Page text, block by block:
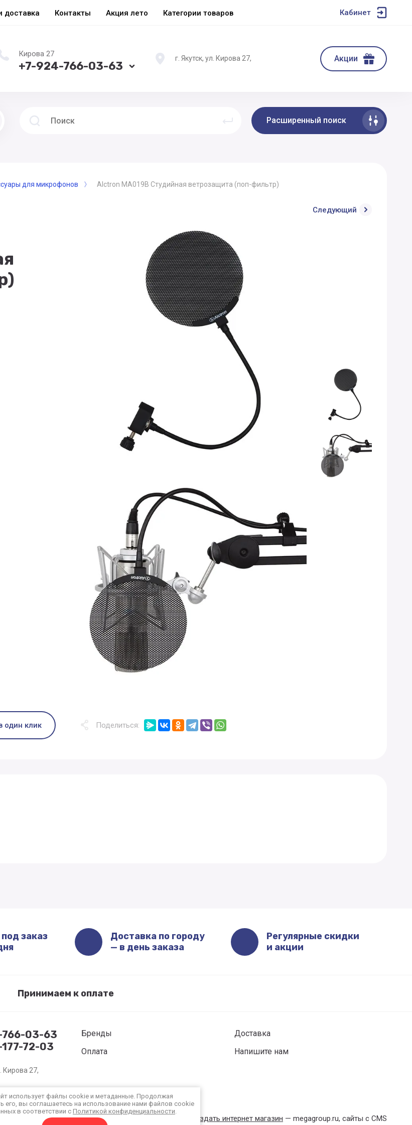
доставка Контакты Акция лето Категории товаров Кабинет
Кирова 27
+7-924-766-03-63
г. Якутск, ул. Кирова 27, Акции
Расширенный поиск
для микрофонов Alctron MA019B Студийная ветрозащита (поп-фильтр)
Следующий
один клик Поделиться:
заказ
Доставка по городу
— в день заказа
Регулярные скидки
и акции
Принимаем к оплате
766-03-63
72-03
Кирова 27,
Бренды
Доставка
Оплата
Напишите нам
создать интернет магазин — megagroup.ru, сайты с CMS
использует файлы cookie и метаданные. Продолжая
его, вы соглашаетесь на использование нами файлов cookie
в соответствии с Политикой конфиденциальности.